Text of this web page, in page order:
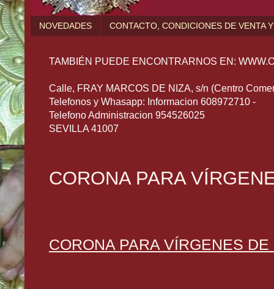
NOVEDADES CONTACTO, CONDICIONES DE VENTA
TAMBIÉN PUEDE ENCONTRARNOS EN:
Calle, FRAY MARCOS DE NIZA, s/n (Centro
Telefonos y Whasapp: Informacion 608972710 -
Telefono Administracion 954526025
SEVILLA 41007
CORONA PARA
CORONA PARA VÍRGENES